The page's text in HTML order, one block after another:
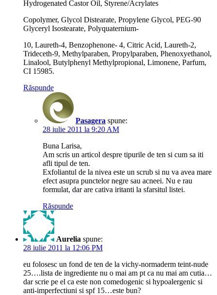
Hydrogenated Castor Oil, Styrene/Acrylates
Copolymer, Glycol Distearate, Propylene Glycol, PEG-90
Glyceryl Isostearate, Polyquaternium-
10, Laureth-4, Benzophenone- 4, Citric Acid, Laureth-2,
Trideceth-9, Methylparaben, Propylparaben, Phenoxyethanol,
Linalool, Butylphenyl Methylpropional, Limonene, Parfum,
CI 15985.
Răspunde
Pasagera spune:
28 iulie 2011 la 9:20 AM
Buna Larisa,
Am scris un articol despre tipurile de ten si cum sa iti
afli tipul de ten.
Exfoliantul de la nivea este un scrub si nu va avea mare
efect asupra punctelor negre sau acneei. Nu e rau
formulat, dar are cativa iritanti la sfarsitul listei.
Răspunde
Aurelia spune:
28 iulie 2011 la 12:06 PM
eu folosesc un fond de ten de la vichy-normaderm teint-nude
25….lista de ingrediente nu o mai am pt ca nu mai am cutia…
dar scrie pe el ca este non comedogenic si hypoalergenic si
anti-imperfectiuni si spf 15…este bun?